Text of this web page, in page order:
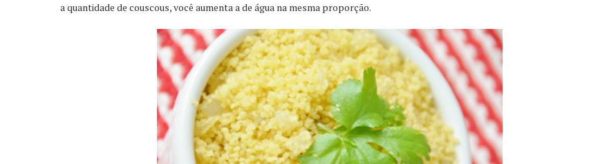
a quantidade de couscous, você aumenta a de água na mesma proporção.